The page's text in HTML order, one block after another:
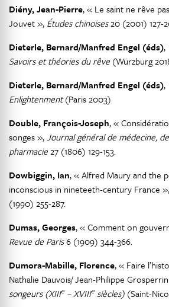
Diény, Jean-Pierre, « Le saint ne rêve
Jouvet », Études chinoises20 (2001) 127-
Dieterle, Bernard/Manfred Engel (éds),
Savoirs et théories du rêve (Würzburg
Dieterle, Bernard/Manfred Engel (éds),
Enlightenment(Paris 2003)
Double, François-Joseph, «
songes »,Journal général de médecine,
pharmacie27 (1806) 129-153.
Dowbiggin, Ian, « Alfred Maury and the
inconscious in nineteeth-century France »,
(1990) 255-287.
Dumas, Georges, « Comment on
Revue de Paris6 (1909) 344-366.
Dumora-Mabille, Florence, « Faire
Nathalie Dauvois/ Jean-Philippe
songeurs (XIIIe – XVIIIe siècles) (Saint-